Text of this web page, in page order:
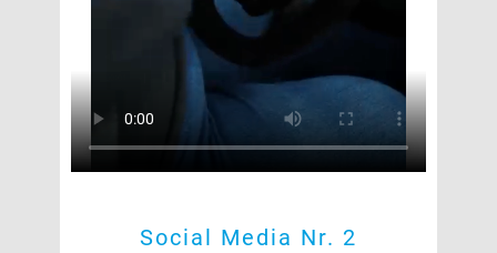
Social Media Nr. 2